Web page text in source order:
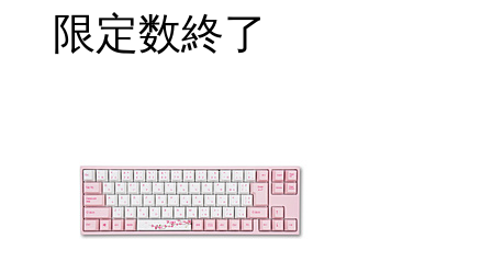
限定数終了